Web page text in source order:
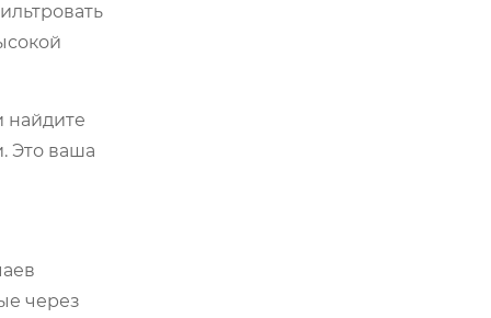
найдите
Это ваша
через